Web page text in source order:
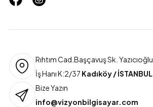
Rıhtım Cad.Başçavuş Sk. Yazıcıoğlu
İş Hanı K:2/37 Kadıköy / İSTANBUL
Bize Yazın
info@vizyonbilgisayar.com